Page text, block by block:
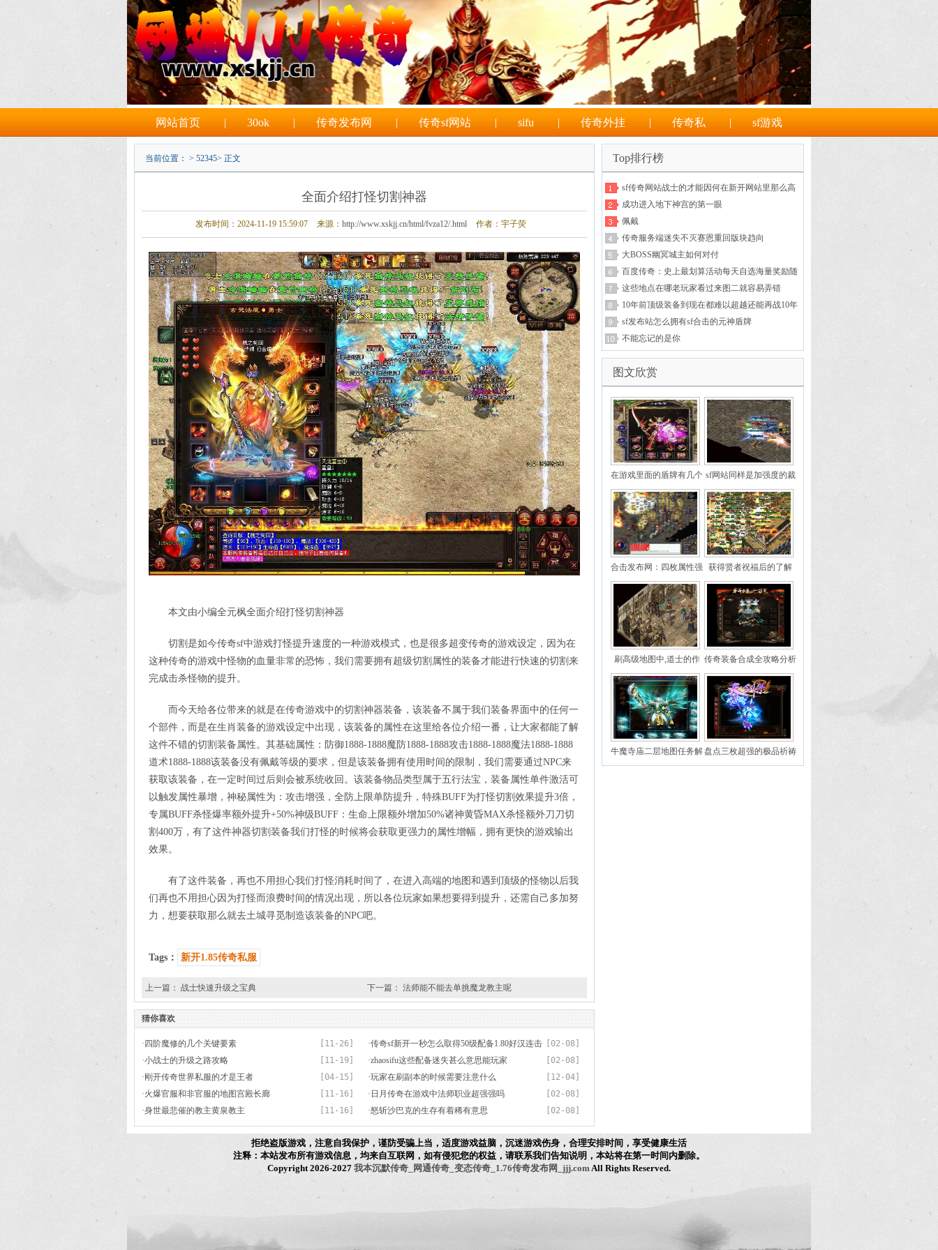
网站首页 | 30ok | 传奇发布网 | 传奇sf网站 | sifu | 传奇外挂 | 传奇私 | sf游戏
当前位置： > 52345> 正文
全面介绍打怪切割神器
发布时间：2024-11-19 15:59:07 来源： http://www.xskjj.cn/html/fvza12/.html 作者：宇子荧
本文由小编全元枫全面介绍打怪切割神器
切割是如今传奇sf中游戏打怪提升速度的一种游戏模式，也是很多超变传奇的游戏设定，因为在
这种传奇的游戏中怪物的血量非常的恐怖，我们需要拥有超级切割属性的装备才能进行快速的切割来
完成击杀怪物的提升。
而今天给各位带来的就是在传奇游戏中的切割神器装备，该装备不属于我们装备界面中的任何一
个部件，而是在生肖装备的游戏设定中出现，该装备的属性在这里给各位介绍一番，让大家都能了解
这件不错的切割装备属性。其基础属性：防御1888-1888魔防1888-1888攻击1888-1888魔法1888-1888
道术1888-1888该装备没有佩戴等级的要求，但是该装备拥有使用时间的限制，我们需要通过NPC来
获取该装备，在一定时间过后则会被系统收回。该装备物品类型属于五行法宝，装备属性单件激活可
以触发属性暴增，神秘属性为：攻击增强，全防上限单防提升，特殊BUFF为打怪切割效果提升3倍，
专属BUFF杀怪爆率额外提升+50%神级BUFF：生命上限额外增加50%诸神黄昏MAX杀怪额外刀刀切
割400万，有了这件神器切割装备我们打怪的时候将会获取更强力的属性增幅，拥有更快的游戏输出
效果。
有了这件装备，再也不用担心我们打怪消耗时间了，在进入高端的地图和遇到顶级的怪物以后我
们再也不用担心因为打怪而浪费时间的情况出现，所以各位玩家如果想要得到提升，还需自己多加努
力，想要获取那么就去土城寻觅制造该装备的NPC吧。
Tags： 新开1.85传奇私服
上一篇： 战士快速升级之宝典 下一篇： 法师能不能去单挑魔龙教主呢
猜你喜欢
[11-26]
·四阶魔修的几个关键要素 [02-08]
·传奇sf新开一秒怎么取得50级配备1.80好汉连击
玩家的
[11-19]
·小战士的升级之路攻略 [02-08]
·zhaosifu这些配备迷失甚么意思能玩家
[04-15]
·刚开传奇世界私服的才是王者 [12-04]
·玩家在刷副本的时候需要注意什么
[11-16]
·火爆官服和非官服的地图宫殿长廊 [02-08]
· 日月传奇在游戏中法师职业超强强吗
[11-16]
·身世最悲催的教主黄泉教主 [02-08]
·怒斩沙巴克的生存有着稀有意思
Top排行榜
sf传奇网站战士的才能因何在新开网站里那么高
成功进入地下神宫的第一眼
佩戴
传奇服务端迷失不灭赛恩重回版块趋向
大BOSS幽冥城主如何对付
百度传奇：史上最划算活动每天自选海量奖励随
心畅游玛法
这些地点在哪老玩家看过来图二就容易弄错
10年前顶级装备到现在都难以超越还能再战10年
（续）
sf发布站怎么拥有sf合击的元神盾牌
不能忘记的是你
图文欣赏
在游戏里面的盾牌有几个
种类
sf网站同样是加强度的裁
决之杖为何这四把如此优
秀
合击发布网：四枚属性强
悍的高攻极品戒指第二枚
很少人知道
获得贤者祝福后的了解
刷高级地图中,道士的作
用是什么
传奇装备合成全攻略分析
介绍
牛魔寺庙二层地图任务解
密胜利近在咫尺
盘点三枚超强的极品祈祷
戒指 个个都比法神戒指
拒绝盗版游戏，注意自我保护，谨防受骗上当，适度游戏益脑，沉迷游戏伤身，合理安排时间，享受健康生活
注释：本站发布所有游戏信息，均来自互联网，如有侵犯您的权益，请联系我们告知说明，本站将在第一时间内删除。
Copyright 2026-2027 我本沉默传奇_网通传奇_变态传奇_1.76传奇发布网_jjj.com All Rights Reserved.